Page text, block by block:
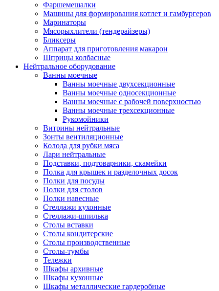
Фаршемешалки
Машины для формирования котлет и гамбургеров
Маринаторы
Мясорыхлители (тендерайзеры)
Бликсеры
Аппарат для приготовления макарон
Шприцы колбасные
Нейтральное оборудование
Ванны моечные
Ванны моечные двухсекционные
Ванны моечные односекционные
Ванны моечные с рабочей поверхностью
Ванны моечные трехсекционные
Рукомойники
Витрины нейтральные
Зонты вентиляционные
Колода для рубки мяса
Лари нейтральные
Подставки, подтоварники, скамейки
Полка для крышек и разделочных досок
Полки для посуды
Полки для столов
Полки навесные
Стеллажи кухонные
Стеллажи-шпилька
Столы вставки
Столы кондитерские
Столы производственные
Столы-тумбы
Тележки
Шкафы архивные
Шкафы кухонные
Шкафы металлические гардеробные